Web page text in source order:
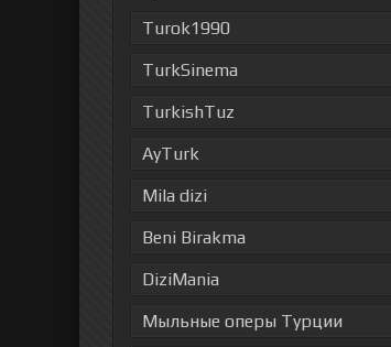
Turok1990
TurkSinema
TurkishTuz
AyTurk
Mila dizi
Beni Birakma
DiziMania
Мыльные оперы Турции